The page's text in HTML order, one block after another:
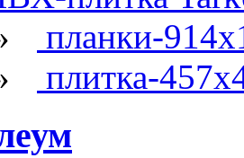
планки-
плитка-